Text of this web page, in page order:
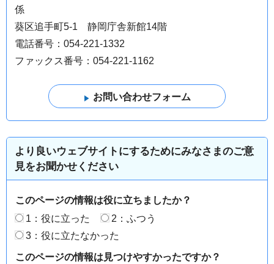
係
葵区追手町5-1 静岡庁舎新館14階
電話番号：054-221-1332
ファックス番号：054-221-1162
より良いウェブサイトにするためにみなさまのご意
見をお聞かせください
このページの情報は役に立ちましたか？
1：役に立った
2：ふつう
3：役に立たなかった
このページの情報は見つけやすかったですか？